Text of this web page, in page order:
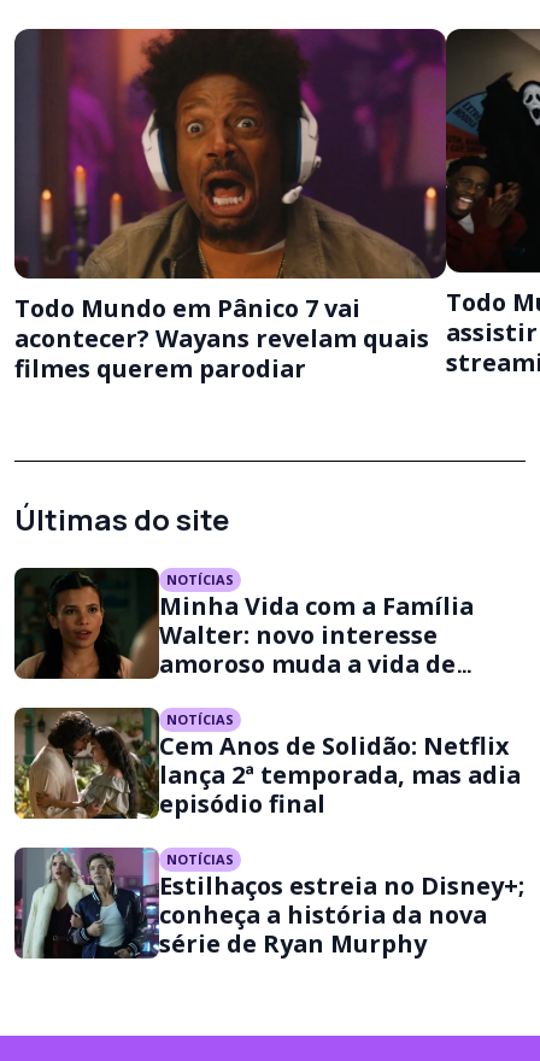
Todo Mundo em Pânico 7 vai
acontecer? Wayans revelam quais
filmes querem parodiar
Todo
assistir
Últimas do site
NOTÍCIAS
Minha Vida com a Família
Walter: novo interesse
amoroso muda a vida de
NOTÍCIAS
Cem Anos de Solidão: Netflix
lança 2ª temporada, mas adia
episódio final
NOTÍCIAS
Estilhaços estreia no Disney+;
conheça a história da nova
série de Ryan Murphy